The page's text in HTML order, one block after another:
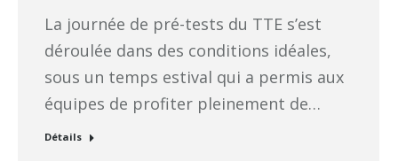
La journée de pré-tests du TTE s’est
déroulée dans des conditions idéales,
sous un temps estival qui a permis aux
équipes de profiter pleinement de…
Détails